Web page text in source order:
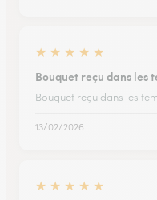
★ ★ ★ ★ ★
Bouquet reçu dans les
Bouquet reçu dans les
13/02/2026
★ ★ ★ ★ ★